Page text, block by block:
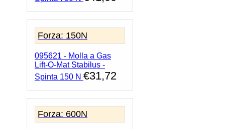
Forza: 150N
095621 - Molla a Gas
Lift-O-Mat Stabilus -
Spinta 150 N €31,72
Forza: 600N